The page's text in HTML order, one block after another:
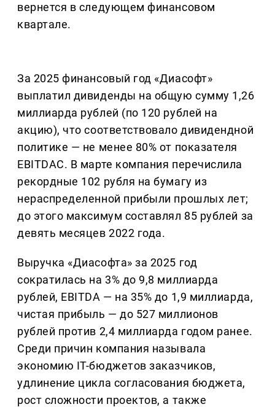
вернется в следующем финансовом
квартале.
За 2025 финансовый год «Диасофт»
выплатил дивиденды на общую сумму 1,26
миллиарда рублей (по 120 рублей на
акцию), что соответствовало дивидендной
политике — не менее 80% от показателя
EBITDAC. В марте компания перечислила
рекордные 102 рубля на бумагу из
нераспределенной прибыли прошлых лет;
до этого максимум составлял 85 рублей за
девять месяцев 2022 года.
Выручка «Диасофта» за 2025 год
сократилась на 3% до 9,8 миллиарда
рублей, EBITDA — на 35% до 1,9 миллиарда,
чистая прибыль — до 527 миллионов
рублей против 2,4 миллиарда годом ранее.
Среди причин компания называла
экономию IT-бюджетов заказчиков,
удлинение цикла согласования бюджета,
рост сложности проектов, а также